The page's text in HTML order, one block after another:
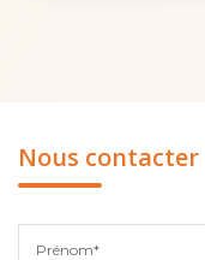
Nous contacter
Prénom*